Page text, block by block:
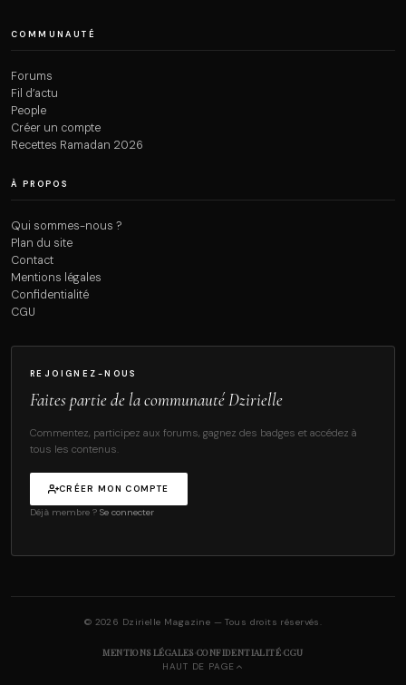
COMMUNAUTÉ
Forums
Fil d’actu
People
Créer un compte
Recettes Ramadan 2026
À PROPOS
Qui sommes-nous ?
Plan du site
Contact
Mentions légales
Confidentialité
CGU
REJOIGNEZ-NOUS
Faites partie de la communauté Dzirielle
Commentez, participez aux forums, gagnez des badges et accédez à
tous les contenus.
CRÉER MON COMPTE
Déjà membre ? Se connecter
© 2026 Dzirielle Magazine — Tous droits réservés.
MENTIONS LÉGALES·CONFIDENTIALITÉ·CGU
HAUT DE PAGE